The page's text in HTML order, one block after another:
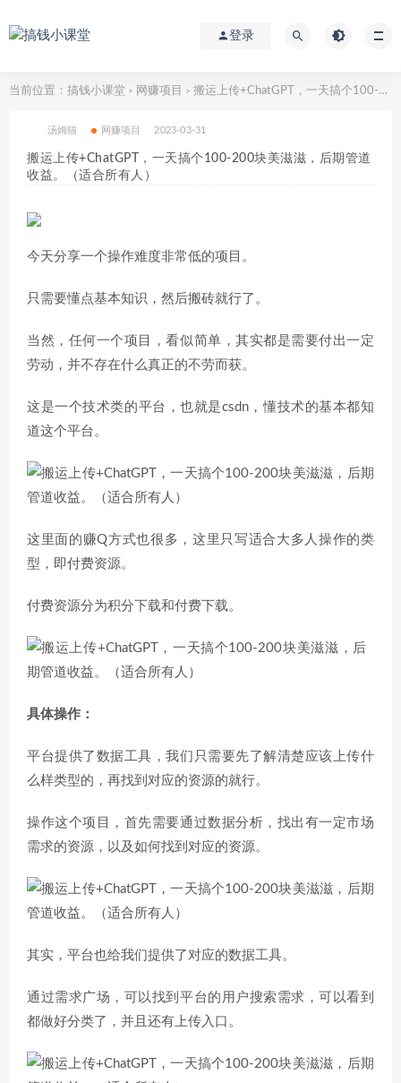
登录
当前位置： 搞钱小课堂 > 网赚项目 > 搬运上传+ChatGPT，一天搞个100-200块美滋滋，后期管道收益。（适合所有人）
汤姆猫 网赚项目 2023-03-31
搬运上传+ChatGPT，一天搞个100-200块美滋滋，后期管道
收益。（适合所有人）
今天分享一个操作难度非常低的项目。
只需要懂点基本知识，然后搬砖就行了。
当然，任何一个项目，看似简单，其实都是需要付出一定
劳动，并不存在什么真正的不劳而获。
这是一个技术类的平台，也就是csdn，懂技术的基本都知
道这个平台。
这里面的赚Q方式也很多，这里只写适合大多人操作的类
型，即付费资源。
付费资源分为积分下载和付费下载。
具体操作：
平台提供了数据工具，我们只需要先了解清楚应该上传什
么样类型的，再找到对应的资源的就行。
操作这个项目，首先需要通过数据分析，找出有一定市场
需求的资源，以及如何找到对应的资源。
其实，平台也给我们提供了对应的数据工具。
通过需求广场，可以找到平台的用户搜索需求，可以看到
都做好分类了，并且还有上传入口。